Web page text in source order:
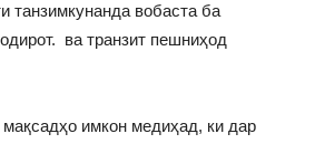
танзимкунанда вобаста ба
ва транзит пешниҳод
имкон медиҳад, ки дар